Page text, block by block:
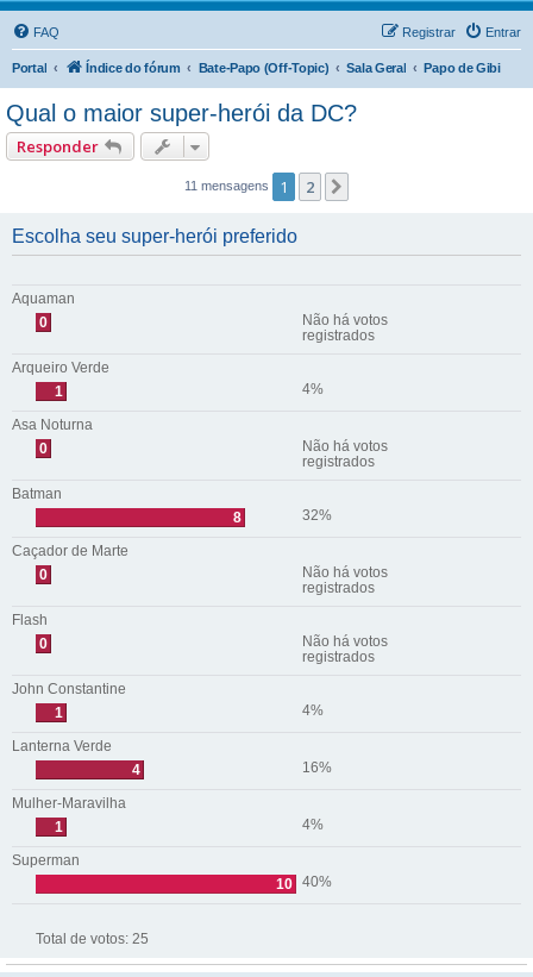
FAQ Entrar
Registrar
Portal Índice do fórum Bate-Papo (Off-Topic) Sala Geral Papo de Gibi
Qual o maior super-herói da DC?
Responder
11 mensagens 1 2
Escolha seu super-herói preferido
Aquaman
0
Não há votos
registrados
Arqueiro Verde
1
4%
Asa Noturna
0
Não há votos
registrados
Batman
8
32%
Caçador de Marte
0
Não há votos
registrados
Flash
0
Não há votos
registrados
John Constantine
1
4%
Lanterna Verde
4
16%
Mulher-Maravilha
1
4%
Superman
10 40%
Total de votos: 25